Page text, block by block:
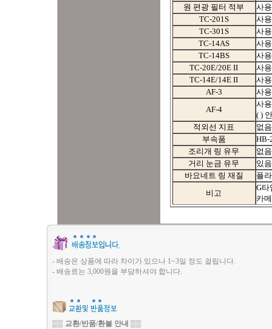
원 편광 필터 적부
사
TC-201S
사
TC-301S
사
TC-14AS
사
TC-14BS
사
TC-20E/20E II
사
TC-14E/14E II
사
AF-3
사
AF-4
사
( )
적외선 지표
없음
부속품
HB-
조리개 링 유무
없음
거리 눈금 유무
있음
바요네트 링 재질
플
비고
G타
카
- 배송은 상품에 따라 차이가 있으나 1~3일 정도 걸립니다.
- 배송료는 3,000원을 부담하셔야 합니다.
▒▒ 교환/반품/환불 안내 ▒▒